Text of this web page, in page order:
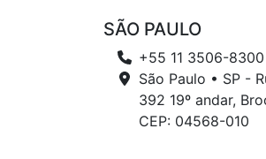
SÃO PAULO
+55 11 3506-8300
São Paulo • SP -
392 19º andar,
CEP: 04568-010